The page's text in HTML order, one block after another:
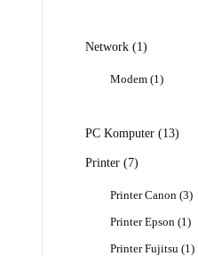
Network 11
Modem 11
PC Komputer 1313
Printer
77
Printer Canon 33
Printer Epson 11
Printer Fujitsu 11